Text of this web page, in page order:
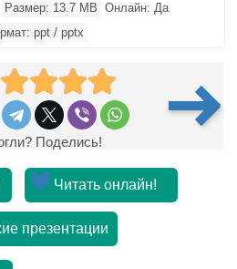
Размер: 13.7 MB Онлайн: Да
ppt / pptx
Поделись!
Читать онлайн!
презентации